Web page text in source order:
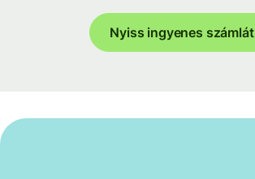
Nyiss ingyenes számlát